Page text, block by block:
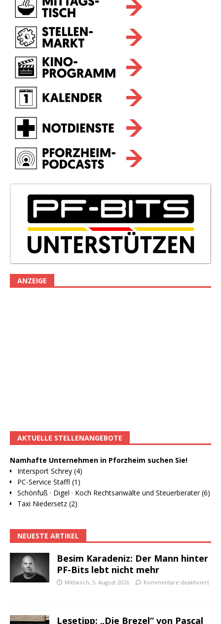
ANZEIGE
AKTUELLE STELLENANGEBOTE
Namhafte Unternehmen in Pforzheim suchen Sie!
Intersport Schrey (4)
PC-Service Staffl (1)
Schönfuß · Digel · Koch Rechtsanwälte und Steuerberater (6)
Taxi Niedersetz (2)
NEUESTE ARTIKEL
Besim Karadeniz: Der Mann hinter
PF-Bits lebt nicht mehr
Mittwoch, 5. August 2026 Kommentare deaktiviert
Lesetipp: „Die Brezel“ von Pascal